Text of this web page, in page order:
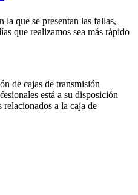
la que se presentan las fallas,
que realizamos sea más rápido
de cajas de transmisión
está a su disposición
a la caja de